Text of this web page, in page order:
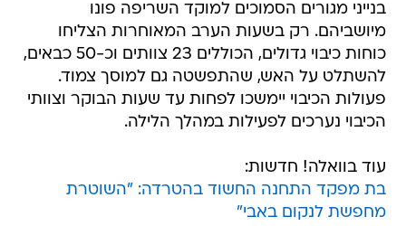
בנייני מגורים הסמוכים למוקד השריפה פונו
מיושביהם. רק בשעות הערב המאוחרות הצליחו
כוחות כיבוי גדולים, הכוללים 23 צוותים וכ-50 כבאים,
להשתלט על האש, שהתפשטה גם למוסך צמוד.
פעולות הכיבוי יימשכו לפחות עד שעות הבוקר וצוותי
הכיבוי נערכים לפעילות במהלך הלילה.
עוד בוואלה! חדשות:
בת מפקד התחנה החשוד בהטרדה: "השוטרת
מחפשת לנקום באבי"